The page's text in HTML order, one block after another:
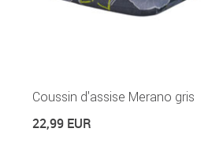
Coussin d'assise Merano gris
22,99 EUR